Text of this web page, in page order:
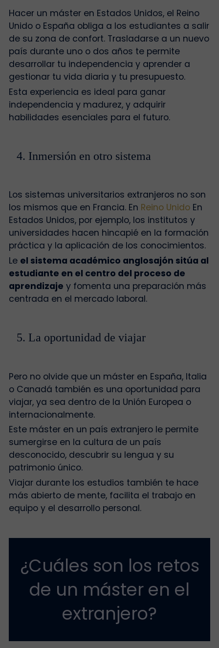
Hacer un máster en Estados Unidos, el Reino
Unido o España obliga a los estudiantes a salir
de su zona de confort. Trasladarse a un nuevo
país durante uno o dos años te permite
desarrollar tu independencia y aprender a
gestionar tu vida diaria y tu presupuesto.
Esta experiencia es ideal para ganar
independencia y madurez, y adquirir
habilidades esenciales para el futuro.
4. Inmersión en otro sistema
Los sistemas universitarios extranjeros no son
los mismos que en Francia. En Reino Unido En
Estados Unidos, por ejemplo, los institutos y
universidades hacen hincapié en la formación
práctica y la aplicación de los conocimientos.
Le el sistema académico anglosajón sitúa al
estudiante en el centro del proceso de
aprendizaje y fomenta una preparación más
centrada en el mercado laboral.
5. La oportunidad de viajar
Pero no olvide que un máster en España, Italia
o Canadá también es una oportunidad para
viajar, ya sea dentro de la Unión Europea o
internacionalmente.
Este máster en un país extranjero le permite
sumergirse en la cultura de un país
desconocido, descubrir su lengua y su
patrimonio único.
Viajar durante los estudios también te hace
más abierto de mente, facilita el trabajo en
equipo y el desarrollo personal.
¿Cuáles son los retos
de un máster en el
extranjero?